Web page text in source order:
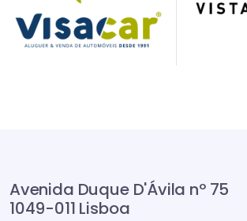
Avenida Duque D'Ávila nº 75
1049-011 Lisboa